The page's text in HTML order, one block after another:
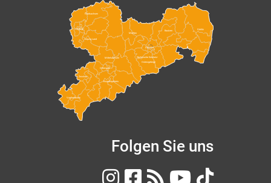
Bautzen Görlitz
Leipzig
Leipzig Land
Meißen
Erzgebirgskreis
Mittelsachsen
Nordsachsen
Osterzgebirge
Sächsische Schweiz-
Vogtlandkreis
Zwickau
Dresden
Chemnitz
Folgen Sie uns